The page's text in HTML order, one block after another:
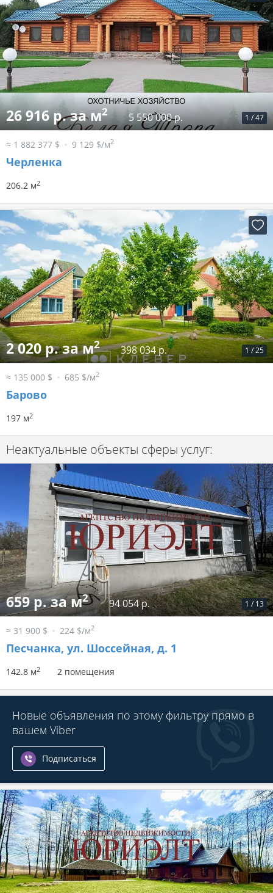
1 /47
26 916 р. за м2 5 550 000 р.
≈ 1 882 377 $ 9 129 $/м2
Черленка
206.2 м2
1 /25
2 020 р. за м2 398 034 р.
≈ 135 000 $ 685 $/м2
Барово
197 м2
Неактуальные объекты сферы услуг:
1 / 13
659 р. за м2 94 054 р.
≈ 31 900 $ 224 $/м2
Песчанка, ул. Шоссейная, д. 1
142.8 м2 2 помещения
Новые объявления по этому фильтру прямо в
вашем Viber
Подписаться